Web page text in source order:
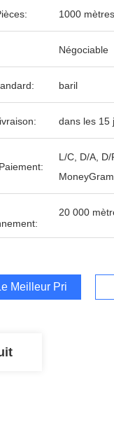
1000
Négociable
baril
dans les 15
L/C, D/A, D/
MoneyGram
20 000
Meilleur Prix